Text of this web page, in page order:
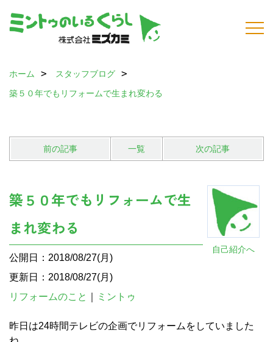
ホーム
スタッフブログ
築５０年でもリフォームで生まれ変わる
前の記事 一覧 次の記事
自己紹介へ
築５０年でもリフォームで生
まれ変わる
公開日：2018/08/27(月)
更新日：2018/08/27(月)
リフォームのこと
ミントゥ
昨日は24時間テレビの企画でリフォームをしていました